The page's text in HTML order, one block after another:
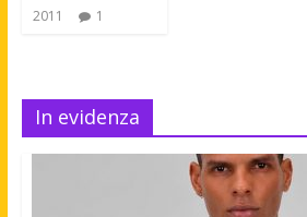
2011
1
In evidenza